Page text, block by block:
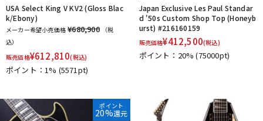
アンプ エフェクター
DTM
USA Select King V KV2 (Gloss Blac
k/Ebony)
メーカー希望小売価格 ¥680,900
（税
込）
販売価格¥612,810(税込)
ポイント：1% (5571pt)
Japan Exclusive Les Paul Standar
d '50s Custom Shop Top (Honeyb
urst) #216160159
販売価格¥412,500(税込)
ポイント：20%(75000pt)
ポイント
20%還元